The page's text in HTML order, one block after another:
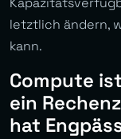
letztlich ändern,
kann.
Compute
ein
hat